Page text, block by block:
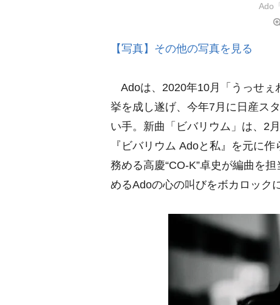
Ado
【写真】その他の写真を見る
Adoは、2020年10月「うっせぇ
挙を成し遂げ、今年7月に日産ス
い手。新曲「ビバリウム」は、2
『ビバリウム Adoと私』を元に
務める高慶“CO-K”卓史が編曲を
めるAdoの心の叫びをボカロック